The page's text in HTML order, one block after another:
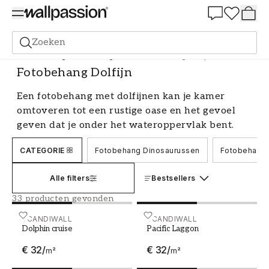
Zoeken
Fotobehang Fotobehang Dieren Fotobehang Dolfijn
Fotobehang Dolfijn
Een fotobehang met dolfijnen kan je kamer
omtoveren tot een rustige oase en het gevoel
geven dat je onder het wateroppervlak bent.
Dolfijnen zijn fascinerende en intelligente
wezens die veel mensen graag als motief in hun
van fotobehang met dolfijnen in verschillende
omgevingen en stijlen, variërend van
realistische onderwaterscènes tot meer
artistieke interpretaties. Laat een achtergrond
zijn.
CATEGORIE Fotobehang Dinosaurussen Fotobehang
Alle filters Bestsellers
33 producten gevonden
SCANDIWALL
Dolphin cruise
€ 32/m²
Dolphin cruise SCANDIWALL
Pacific Laggon
€ 32/m²
Pacific Laggon